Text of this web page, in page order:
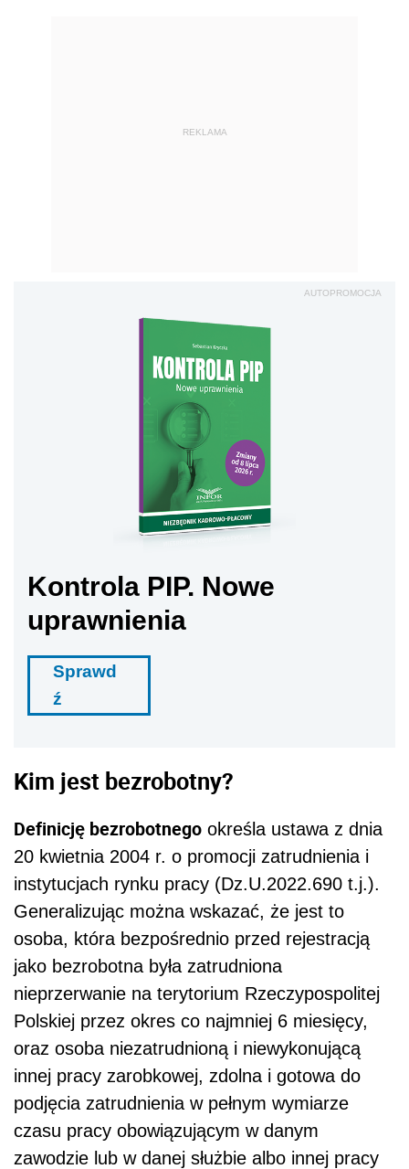
REKLAMA
AUTOPROMOCJA
Kontrola PIP. Nowe
uprawnienia
Sprawd
ź
Kim jest bezrobotny?
Definicję bezrobotnego określa ustawa z dnia
20 kwietnia 2004 r. o promocji zatrudnienia i
instytucjach rynku pracy (Dz.U.2022.690 t.j.).
Generalizując można wskazać, że jest to
osoba, która bezpośrednio przed rejestracją
jako bezrobotna była zatrudniona
nieprzerwanie na terytorium Rzeczypospolitej
Polskiej przez okres co najmniej 6 miesięcy,
oraz osoba niezatrudnioną i niewykonującą
innej pracy zarobkowej, zdolna i gotowa do
podjęcia zatrudnienia w pełnym wymiarze
czasu pracy obowiązującym w danym
zawodzie lub w danej służbie albo innej pracy